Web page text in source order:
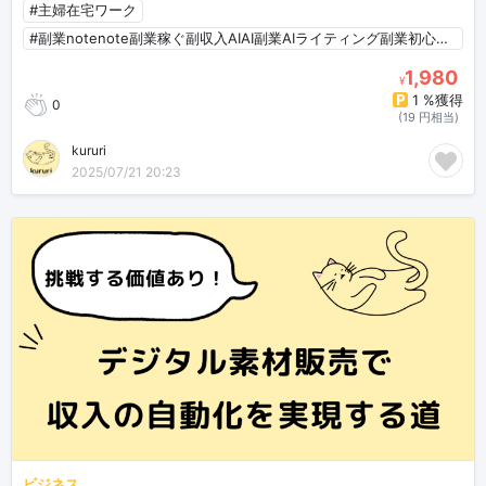
#主婦在宅ワーク
#副業notenote副業稼ぐ副収入AIAI副業AIライティング副業初心者AI初心者
0
¥1,980
1 %獲得
(19 円相当)
kururi
2025/07/21 20:23